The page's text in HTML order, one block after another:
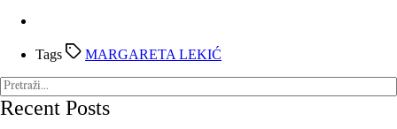
Tags MARGARETA LEKIĆ
Recent Posts